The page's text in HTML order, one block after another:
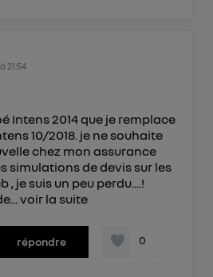
21:54
Intens 2014 que je remplace
10/2018. je ne souhaite
chez mon assurance
simulations de devis sur les
je suis un peu perdu....!
voir la suite
répondre 0